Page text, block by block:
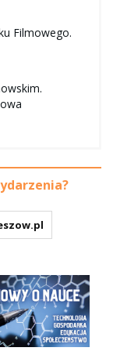
Filmowego.